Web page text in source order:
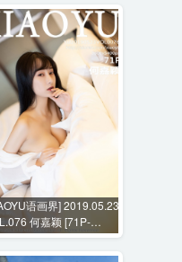
语画界] 2019.05.23
何嘉颖 [71P-